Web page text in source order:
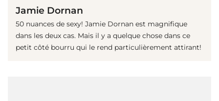
Jamie Dornan
50 nuances de sexy! Jamie Dornan est magnifique
dans les deux cas. Mais il y a quelque chose dans ce
petit côté bourru qui le rend particulièrement attirant!